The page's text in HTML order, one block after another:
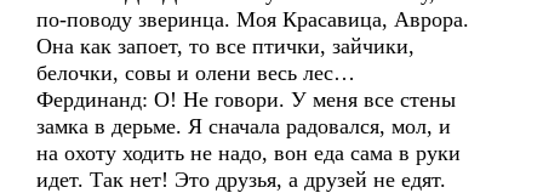
по-поводу зверинца. Моя Красавица, Аврора.
Она как запоет, то все птички, зайчики,
белочки, совы и олени весь лес…
Фердинанд: О! Не говори. У меня все стены
замка в дерьме. Я сначала радовался, мол, и
на охоту ходить не надо, вон еда сама в руки
идет. Так нет! Это друзья, а друзей не едят.